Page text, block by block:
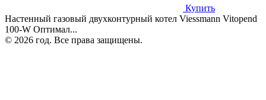
Купить
Настенный газовый двухконтурный котел Viessmann Vitopend
100-W Оптимал...
© 2026 год. Все права защищены.